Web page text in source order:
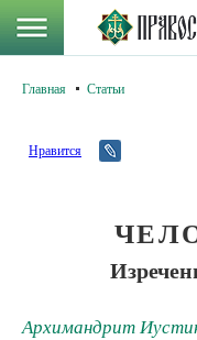
Главная Статьи
Нравится
Архимандрит